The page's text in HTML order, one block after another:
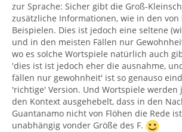
zur Sprache: Sicher gibt die Groß-
zusätzliche Informationen, wie in den von
Beispielen. Dies ist jedoch eine seltene
und in den meisten Fällen nur
wo es solche Wortspiele natürlich auch
'dies ist ist jedoch eher die ausnahme,
fällen nur gewohnheit' ist so genauso
'richtige' Version. Und Wortspiele
den Kontext ausgehebelt, dass in den
Guantanamo nicht von Flöhen die Rede
unabhängig vonder Größe des F.